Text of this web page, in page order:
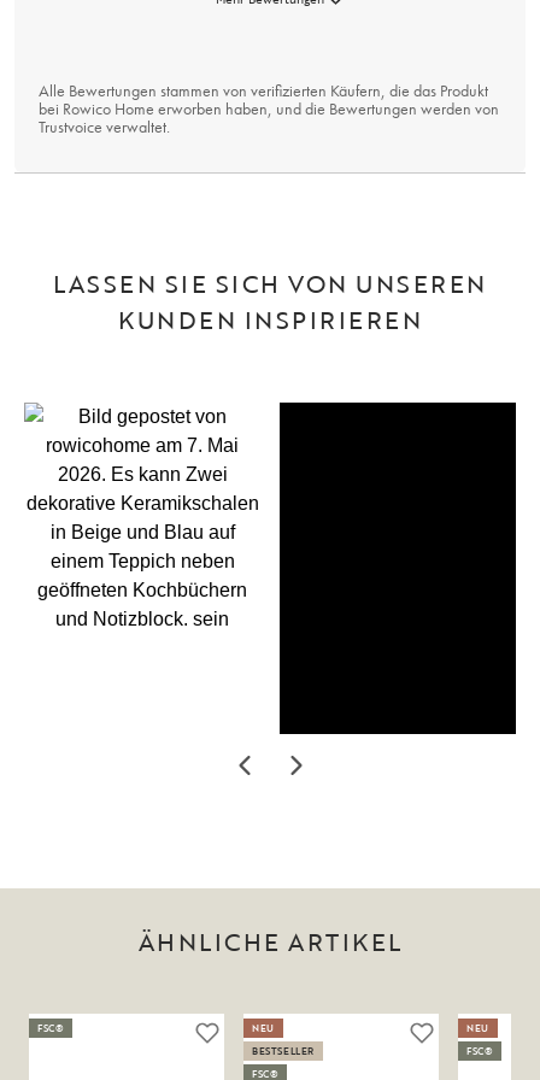
Alle Bewertungen stammen von verifizierten Käufern, die das Produkt
bei Rowico Home erworben haben, und die Bewertungen werden von
Trustvoice verwaltet.
LASSEN SIE SICH VON UNSEREN
KUNDEN INSPIRIEREN
ÄHNLICHE ARTIKEL
FSC®
NEU
BESTSELLER
FSC®
NEU
FSC®